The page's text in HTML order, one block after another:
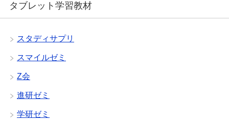
タブレット学習教材
スタディサプリ
スマイルゼミ
Z会
進研ゼミ
学研ゼミ